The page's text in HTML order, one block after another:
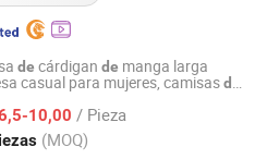
de cárdigan de manga larga
casual para mujeres, camisasde
ropademujer al por
ropadetrabajo, camisas
prendas para damas
10,00 / Pieza
(MOQ)
Desde 2022